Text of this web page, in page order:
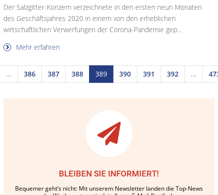
Der Salzgitter-Konzern verzeichnete in den ersten neun Monaten
des Geschäftsjahres 2020 in einem von den erheblichen
wirtschaftlichen Verwerfungen der Corona-Pandemie gep...
Mehr erfahren
... 386 387 388 389 390 391 392 ...
BLEIBEN SIE INFORMIERT!
Bequemer geht’s nicht: Mit unserem Newsletter landen die Top-News